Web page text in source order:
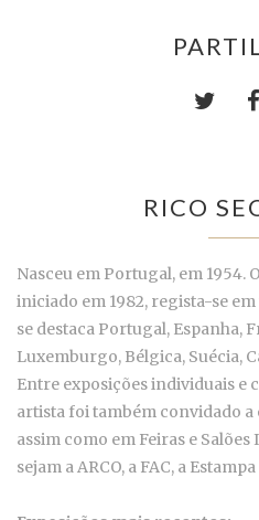
RICO
Nasceu em Portugal, em 1954.
iniciado em 1982, regista-se
se destaca Portugal, Espanha,
Luxemburgo, Bélgica, Suécia,
Entre exposições individuais e
artista foi também convidado
assim como em Feiras e
sejam a ARCO, a FAC, a